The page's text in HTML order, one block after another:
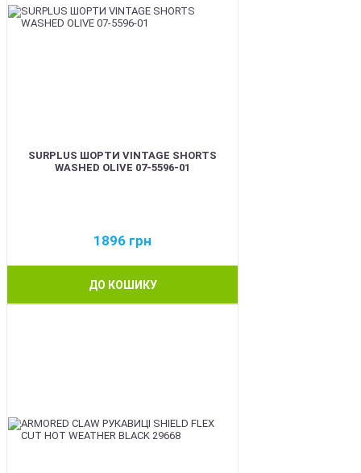
SURPLUS ШОРТИ VINTAGE SHORTS
WASHED OLIVE 07-5596-01
1896 грн
ДО КОШИКУ